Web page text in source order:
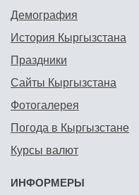
Демография
История Кыргызстана
Праздники
Сайты Кыргызстана
Фотогалерея
Погода в Кыргызстане
Курсы валют
ИНФОРМЕРЫ